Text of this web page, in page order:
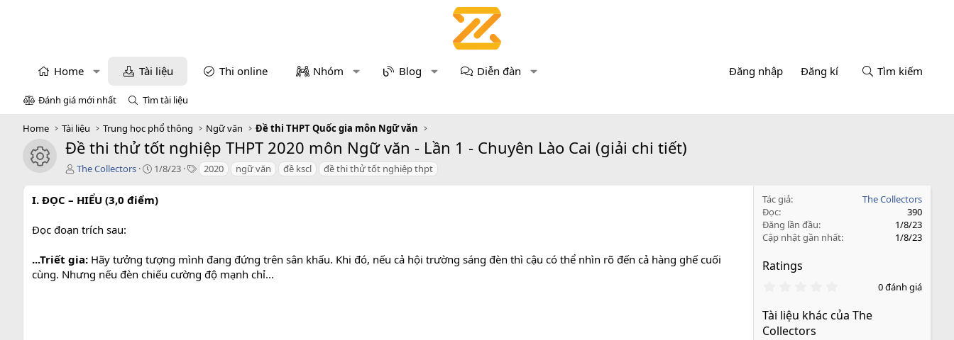
Home Tài liệu Thi online Nhóm Blog Diễn đàn Đăng nhập Đăng kí Tìm kiếm
Đánh giá mới nhất Tìm tài liệu
Home Tài liệu Trung học phổ thông Ngữ văn Đề thi THPT Quốc gia môn Ngữ văn
icon tài liệu
Đề thi thử tốt nghiệp THPT 2020 môn Ngữ văn - Lần 1 - Chuyên Lào Cai (giải chi tiết)
T
g
ả
The Collectors
C
a
n
d
a
1/8/23
T 2020 ngữ văn đề kscl đề thi thử tốt nghiệp thpt
I. ĐỌC – HIỂU (3,0 điểm)
Đọc đoạn trích sau:
...Triết gia: Hãy tưởng tượng mình đang đứng trên sân khấu. Khi đó, nếu cả hội trường sáng đèn thì cậu có thể nhìn rõ đến cả hàng ghế cuối
cùng. Nhưng nếu đèn chiếu cường độ mạnh chỉ...
Tác giả
The Collectors
Đọc
390
Đăng lần đầu
1/8/23
Cập nhật gần nhất
1/8/23
Ratings
0
0
0 đánh giá
Tài liệu khác của The
Collectors